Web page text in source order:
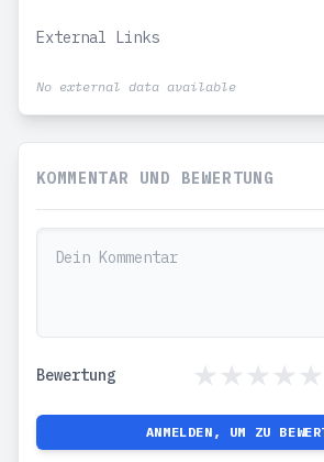
External Links
No external data available
KOMMENTAR UND BEWERTUNG
Bewertung
ANMELDEN, UM ZU